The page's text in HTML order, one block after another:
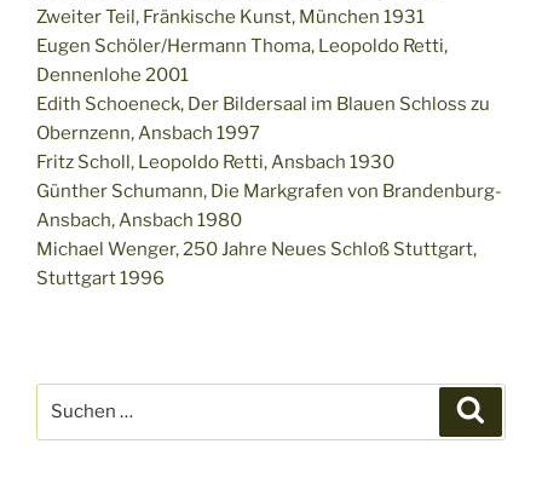
Zweiter Teil, Fränkische Kunst, München 1931
Eugen Schöler/Hermann Thoma, Leopoldo Retti,
Dennenlohe 2001
Edith Schoeneck, Der Bildersaal im Blauen Schloss zu
Obernzenn, Ansbach 1997
Fritz Scholl, Leopoldo Retti, Ansbach 1930
Günther Schumann, Die Markgrafen von Brandenburg-
Ansbach, Ansbach 1980
Michael Wenger, 250 Jahre Neues Schloß Stuttgart,
Stuttgart 1996
nach: